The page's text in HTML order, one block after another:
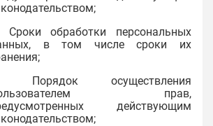
Сроки обработки персональных
в том числе сроки их
Порядок осуществления
прав,
действующим